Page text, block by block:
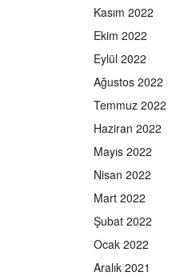
Kasım 2022
Ekim 2022
Eylül 2022
Ağustos 2022
Temmuz 2022
Haziran 2022
Mayıs 2022
Nisan 2022
Mart 2022
Şubat 2022
Ocak 2022
Aralık 2021